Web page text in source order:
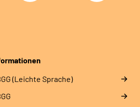
(Leichte Sprache)